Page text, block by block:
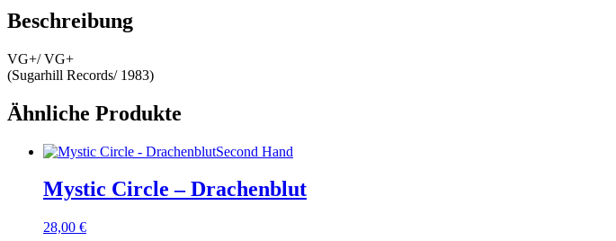
Beschreibung
VG+/ VG+
(Sugarhill Records/ 1983)
Ähnliche Produkte
Second Hand
Mystic Circle – Drachenblut
28,00 €